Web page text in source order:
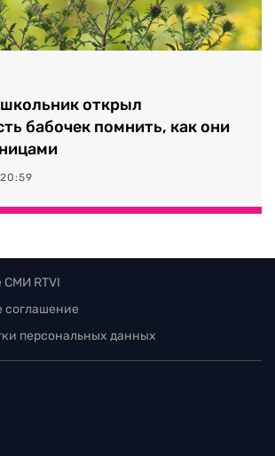
открыл
бабочек помнить, как они
RTVI
соглашение
персональных данных